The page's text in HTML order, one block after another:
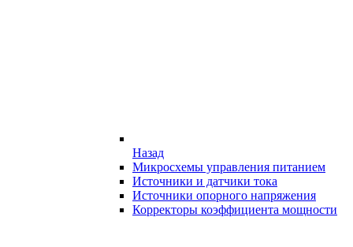
Назад
Микросхемы управления питанием
Источники и датчики тока
Источники опорного напряжения
Корректоры коэффициента мощности